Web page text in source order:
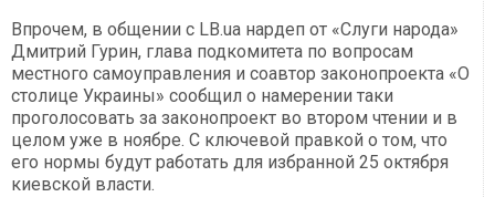
Впрочем, в общении с LB.ua нардеп от «Слуги народа»
Дмитрий Гурин, глава подкомитета по вопросам
местного самоуправления и соавтор законопроекта «О
столице Украины» сообщил о намерении таки
проголосовать за законопроект во втором чтении и в
целом уже в ноябре. С ключевой правкой о том, что
его нормы будут работать для избранной 25 октября
киевской власти.